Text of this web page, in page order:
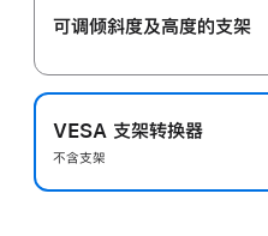
可调倾斜度及高‍度的支‍架
VESA 支架转换器
不含支架